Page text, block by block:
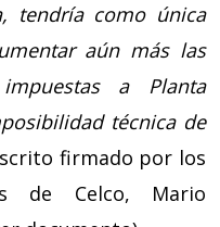
tendría como única
aún más las
a Planta
técnica de
firmado por los
de Celco, Mario